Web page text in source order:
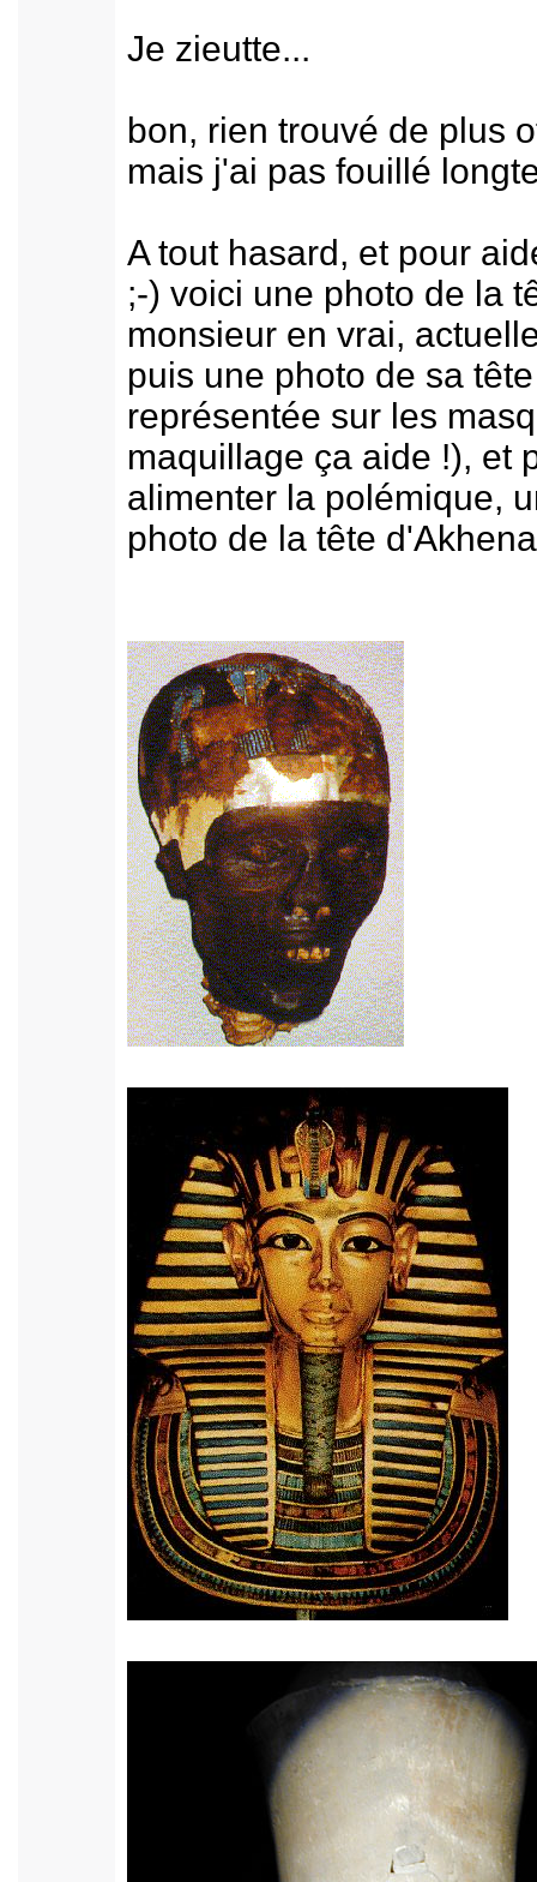
Je zieutte...
bon, rien trouvé de plus
mais j'ai pas fouillé
A tout hasard, et pour
;-) voici une photo de la
monsieur en vrai,
puis une photo de sa tête
représentée sur les
maquillage ça aide !), et
alimenter la polémique,
photo de la tête